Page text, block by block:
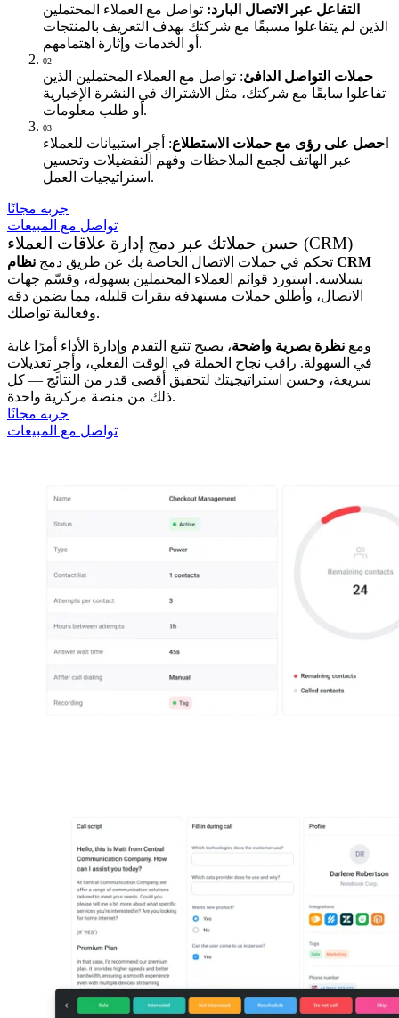
التفاعل عبر الاتصال البارد: تواصل مع العملاء المحتملين
الذين لم يتفاعلوا مسبقًا مع شركتك بهدف التعريف بالمنتجات
أو الخدمات وإثارة اهتمامهم.
02
حملات التواصل الدافئ: تواصل مع العملاء المحتملين الذين
تفاعلوا سابقًا مع شركتك، مثل الاشتراك في النشرة الإخبارية
أو طلب معلومات.
03
احصل على رؤى مع حملات الاستطلاع: أجرِ استبيانات للعملاء
عبر الهاتف لجمع الملاحظات وفهم التفضيلات وتحسين
استراتيجيات العمل.
جربه مجانًا
تواصل مع المبيعات
حسن حملاتك عبر دمج إدارة علاقات العملاء (CRM)
تحكم في حملات الاتصال الخاصة بك عن طريق دمج نظام CRM
بسلاسة. استورد قوائم العملاء المحتملين بسهولة، وقسّم جهات
الاتصال، وأطلق حملات مستهدفة بنقرات قليلة، مما يضمن دقة
وفعالية تواصلك.
ومع نظرة بصرية واضحة، يصبح تتبع التقدم وإدارة الأداء أمرًا غاية
في السهولة. راقب نجاح الحملة في الوقت الفعلي، وأجرِ تعديلات
سريعة، وحسن استراتيجيتك لتحقيق أقصى قدر من النتائج — كل
ذلك من منصة مركزية واحدة.
جربه مجانًا
تواصل مع المبيعات